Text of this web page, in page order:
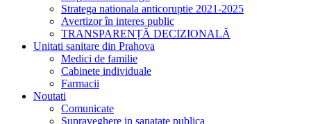
Stratega nationala anticoruptie 2021-2025
Avertizor în interes public
TRANSPARENȚĂ DECIZIONALĂ
Unitati sanitare din Prahova
Medici de familie
Cabinete individuale
Farmacii
Noutati
Comunicate
Supraveghere in sanatate publica